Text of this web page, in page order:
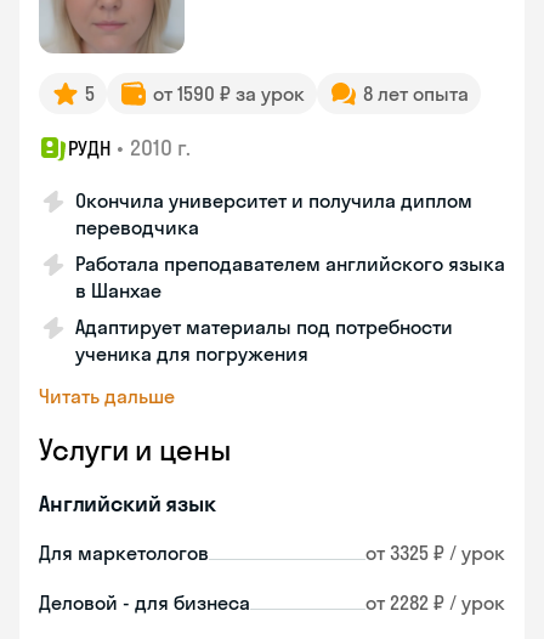
5 от 1590 ₽ за урок 8 лет опыта
РУДН • 2010 г.
Окончила университет и получила диплом
переводчика
Работала преподавателем английского языка
в Шанхае
Адаптирует материалы под потребности
ученика для погружения
Читать дальше
Услуги и цены
Английский язык
Для маркетологов от 3325 ₽ / урок
Деловой - для бизнеса от 2282 ₽ / урок